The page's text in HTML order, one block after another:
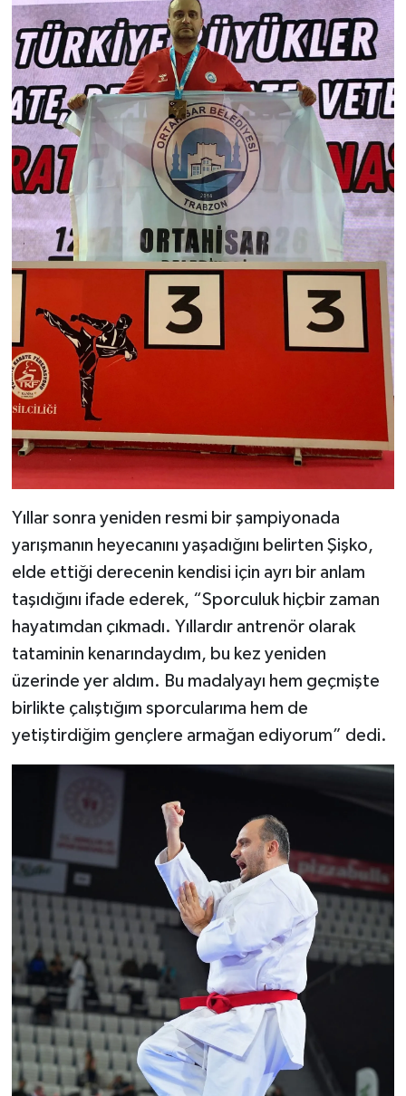
Yıllar sonra yeniden resmi bir şampiyonada
yarışmanın heyecanını yaşadığını belirten Şişko,
elde ettiği derecenin kendisi için ayrı bir anlam
taşıdığını ifade ederek, “Sporculuk hiçbir zaman
hayatımdan çıkmadı. Yıllardır antrenör olarak
tataminin kenarındaydım, bu kez yeniden
üzerinde yer aldım. Bu madalyayı hem geçmişte
birlikte çalıştığım sporcularıma hem de
yetiştirdiğim gençlere armağan ediyorum” dedi.